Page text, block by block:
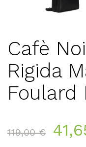
Cafè
Rigida
Foulard
119,00 €